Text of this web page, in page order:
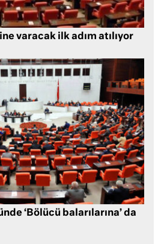
varacak ilk adım atılıyor
‘Bölücü balarılarına’ da